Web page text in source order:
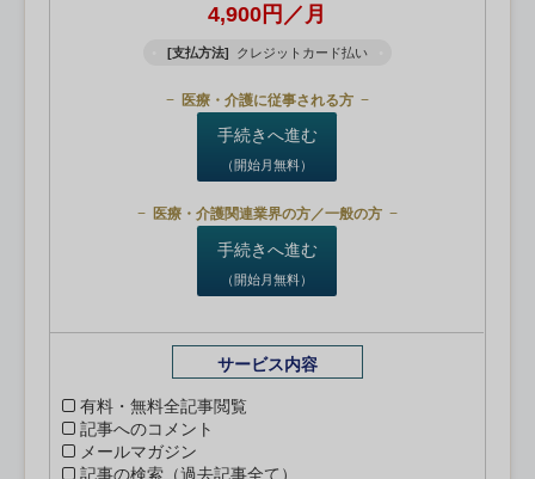
4,900円／月
[支払方法] クレジットカード払い
医療・介護に従事される方
手続きへ進む
（開始月無料）
医療・介護関連業界の方／一般の方
手続きへ進む
（開始月無料）
サービス内容
有料・無料全記事閲覧
記事へのコメント
メールマガジン
記事の検索（過去記事全て）